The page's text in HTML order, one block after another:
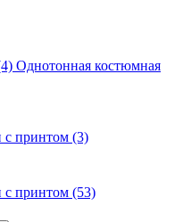
Однотонная костюмная
с принтом (3)
с принтом (53)